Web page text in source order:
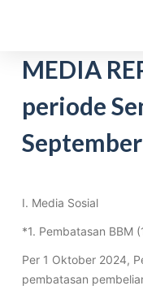
p
o
c
MEDIA
periode
I. Media Sosial
*1. Pembatasan BBM
Per 1 Oktober 2024,
pembatasan